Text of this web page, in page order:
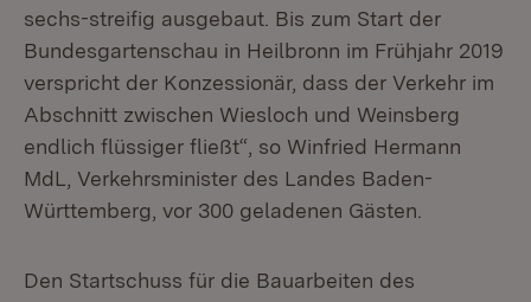
sechs-streifig ausgebaut. Bis zum Start der
Bundesgartenschau in Heilbronn im Frühjahr 2019
verspricht der Konzessionär, dass der Verkehr im
Abschnitt zwischen Wiesloch und Weinsberg
endlich flüssiger fließt“, so Winfried Hermann
MdL, Verkehrsminister des Landes Baden-
Württemberg, vor 300 geladenen Gästen.
Den Startschuss für die Bauarbeiten des